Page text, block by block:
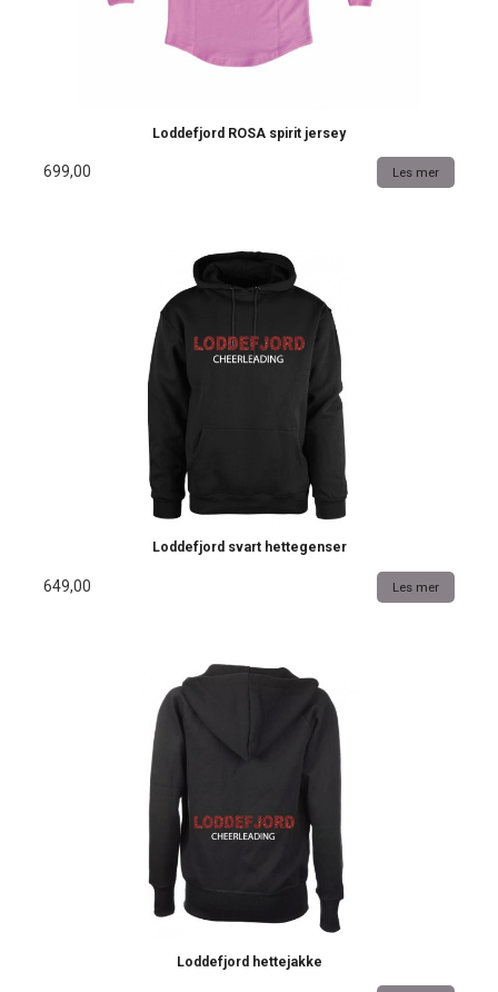
Loddefjord ROSA spirit jersey
699,00 Les mer
Loddefjord svart hettegenser
649,00 Les mer
Loddefjord hettejakke